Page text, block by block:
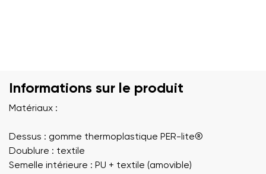
Informations sur le produit
Matériaux :
Dessus : gomme thermoplastique PER-lite®️
Doublure : textile
Semelle intérieure : PU + textile (amovible)